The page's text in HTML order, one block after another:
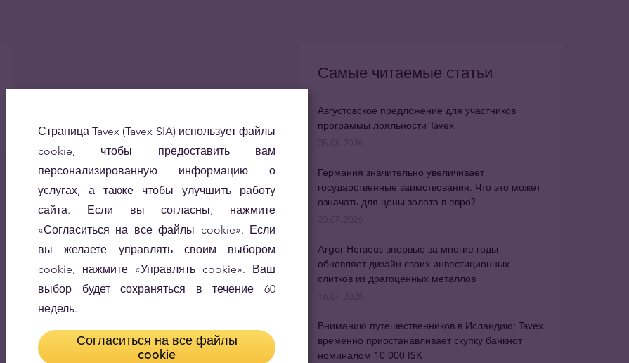
Самые читаемые статьи
Августовское предложение для участников
программы лояльности Tavex
Германия значительно увеличивает
государственные заимствования. Что это может
означать для цены золота в евро?
20.07.2026
Argor-Heraeus впервые за многие годы
обновляет дизайн своих инвестиционных
слитков из драгоценных металлов
16.07.2026
Вниманию путешественников в Исландию: Tavex
временно приостанавливает скупку банкнот
номиналом 10 000 ISK
Страница Tavex (Tavex SIA) использует файлы
cookie, чтобы предоставить вам
персонализированную информацию о
услугах, а также чтобы улучшить работу
сайта. Если вы согласны, нажмите
«Согласиться на все файлы cookie». Если
вы желаете управлять своим выбором
cookie, нажмите «Управлять cookie». Ваш
выбор будет сохраняться в течение 60
недель.
Согласиться на все файлы
cookie